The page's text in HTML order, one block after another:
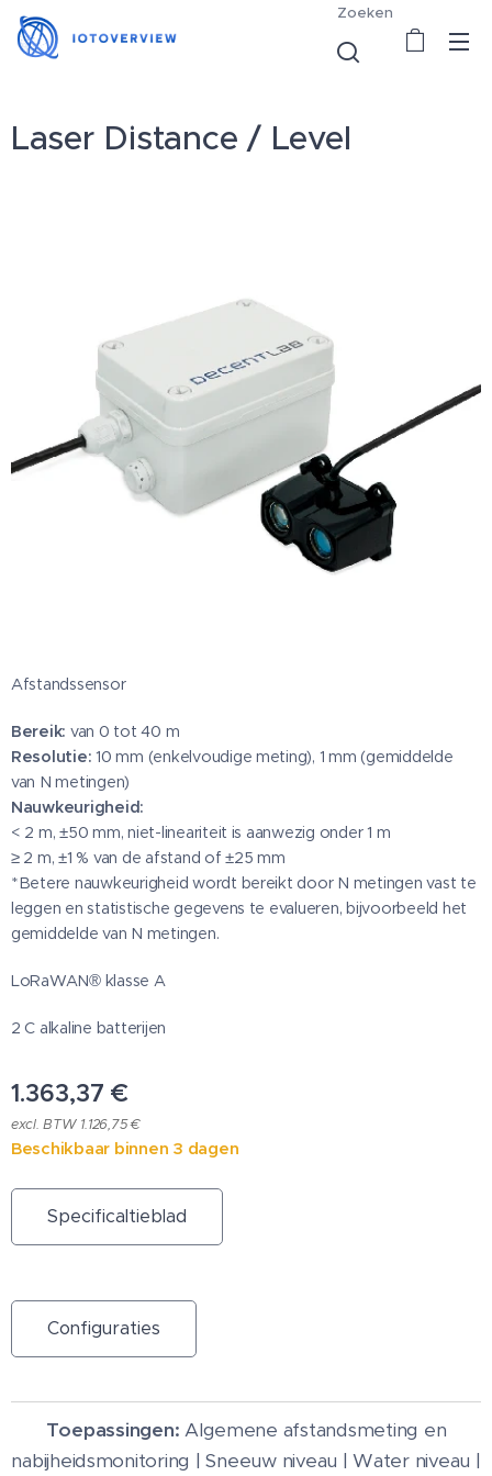
Zoeken
Laser Distance / Level
Afstandssensor
Bereik: van 0 tot 40 m
Resolutie:10 mm (enkelvoudige meting), 1 mm (gemiddelde
van N metingen)
Nauwkeurigheid:
< 2 m, ±50 mm, niet-lineariteit is aanwezig onder 1 m
≥ 2 m, ±1 % van de afstand of ±25 mm
*Betere nauwkeurigheid wordt bereikt door N metingen vast te
leggen en statistische gegevens te evalueren, bijvoorbeeld het
gemiddelde van N metingen.
LoRaWAN® klasse A
2 C alkaline batterijen
1.363,37 €
excl. BTW 1.126,75 €
Beschikbaar binnen 3 dagen
Specificaltieblad
Configuraties
Toepassingen:Algemene afstandsmeting en
nabijheidsmonitoring | Sneeuw niveau | Water niveau |